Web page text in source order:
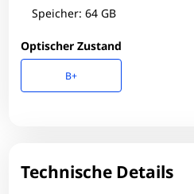
Speicher: 64 GB
Optischer Zustand
B+
Technische Details